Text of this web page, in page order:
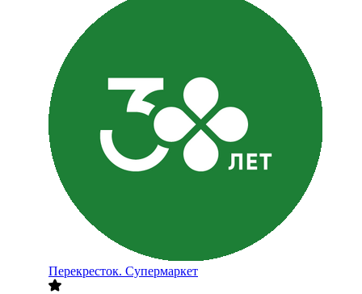
Перекресток. Супермаркет